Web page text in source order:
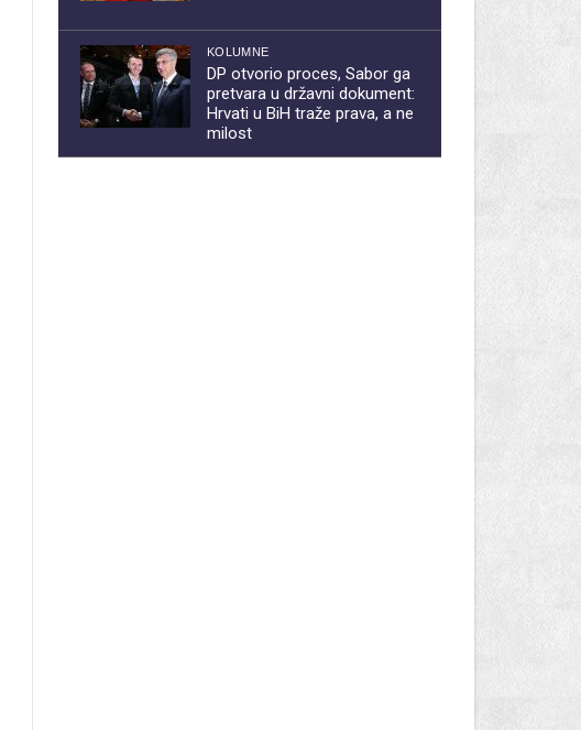
KOLUMNE
DP otvorio proces, Sabor ga
pretvara u državni dokument:
Hrvati u BiH traže prava, a ne
milost